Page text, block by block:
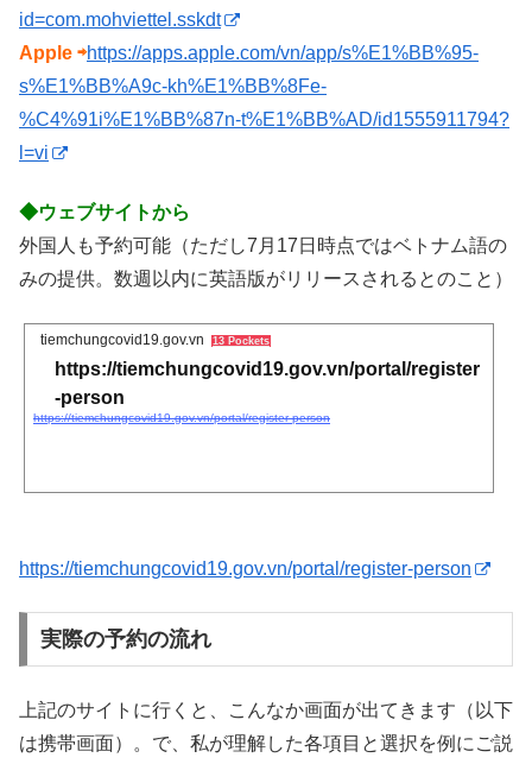
id=com.mohviettel.sskdt
Apple ⇨https://apps.apple.com/vn/app/s%E1%BB%95-
s%E1%BB%A9c-kh%E1%BB%8Fe-
%C4%91i%E1%BB%87n-t%E1%BB%AD/id1555911794?
l=vi
◆ウェブサイトから
外国人も予約可能（ただし7月17日時点ではベトナム語の
みの提供。数週以内に英語版がリリースされるとのこと）
tiemchungcovid19.gov.vn 13 Pockets
https://tiemchungcovid19.gov.vn/portal/register
-person
https://tiemchungcovid19.gov.vn/portal/register-person
https://tiemchungcovid19.gov.vn/portal/register-person
実際の予約の流れ
上記のサイトに行くと、こんなか画面が出てきます（以下
は携帯画面）。で、私が理解した各項目と選択を例にご説